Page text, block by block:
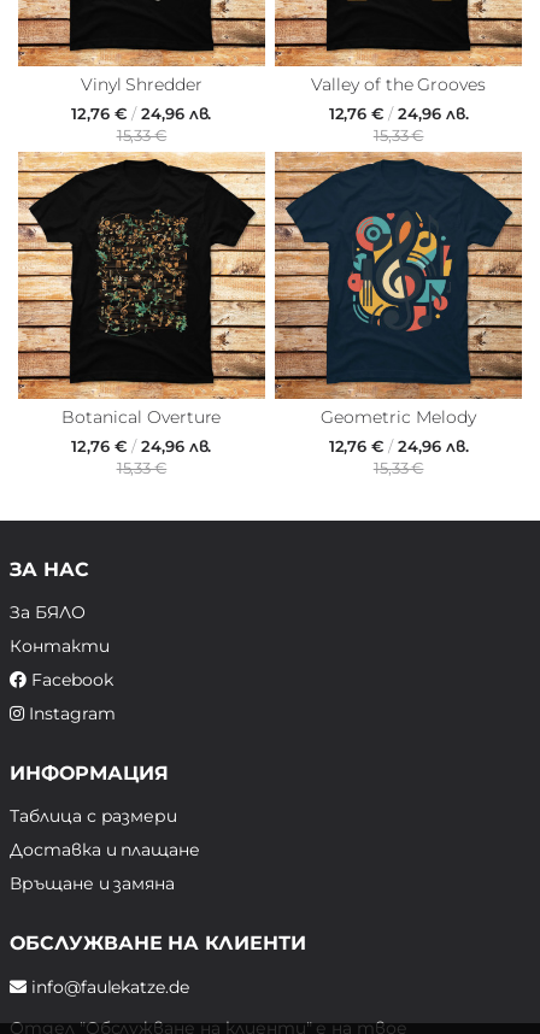
Vinyl Shredder
12,76 € /24,96 лв.
15,33 €
Valley of the Grooves
12,76 €/24,96 лв.
15,33 €
Botanical Overture
12,76 € /24,96 лв.
15,33 €
Geometric Melody
12,76 €/24,96 лв.
15,33 €
ЗА НАС
За БЯЛО
Контакти
Facebook
Instagram
ИНФОРМАЦИЯ
Таблица с размери
Доставка и плащане
Връщане и замяна
ОБСЛУЖВАНЕ НА КЛИЕНТИ
info@faulekatze.de
Отдел "Обслужване на клиенти" е на твое